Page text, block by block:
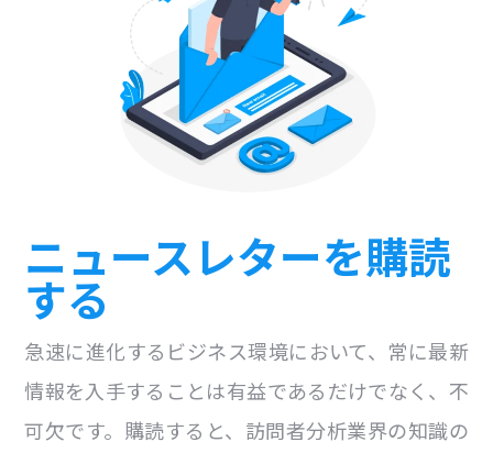
ニュースレターを購読
する
急速に進化するビジネス環境において、常に最新
情報を入手することは有益であるだけでなく、不
可欠です。購読すると、訪問者分析業界の知識の